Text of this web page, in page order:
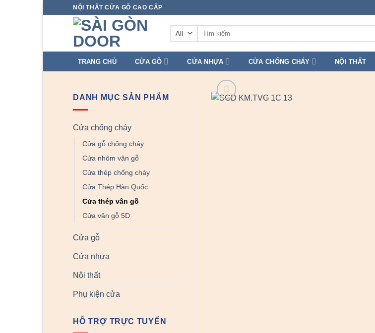
NỘI THẤT CỬA GỖ CAO CẤP
Tìm
TRANG CHỦ CỬA GỖ CỬA NHỰA CỬA CHỐNG CHÁY NỘI THẤT
DANH MỤC SẢN PHẨM
Cửa chống cháy
Cửa gỗ chống cháy
Cửa nhôm vân gỗ
Cửa thép chống cháy
Cửa Thép Hàn Quốc
Cửa thép vân gỗ
Cửa vân gỗ 5D
Cửa gỗ
Cửa nhựa
Nội thất
Phụ kiện cửa
HỖ TRỢ TRỰC TUYẾN